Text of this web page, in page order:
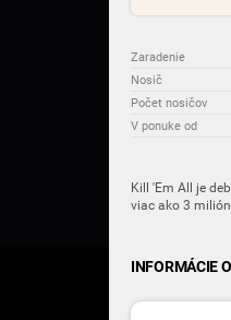
Zaradenie
Nosič
Počet nosičov
V ponuke od
Kill 'Em All je
viac ako 3
INFORMÁCIE